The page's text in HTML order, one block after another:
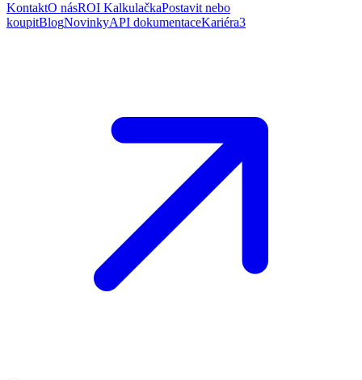
KontaktO násROI KalkulačkaPostavit nebo
koupitBlogNovinkyAPI dokumentaceKariéra3